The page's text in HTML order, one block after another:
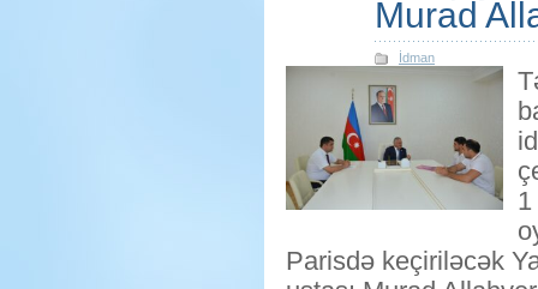
Murad
İdman
Parisdə keçiriləcək